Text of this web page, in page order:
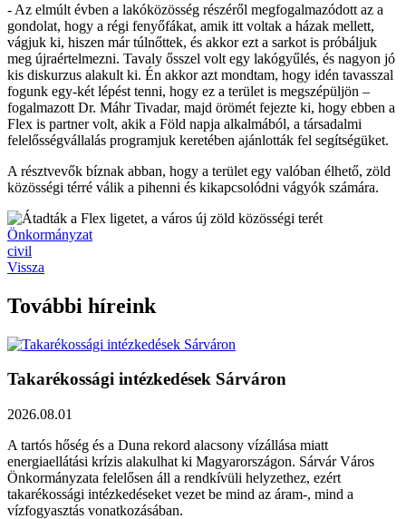
- Az elmúlt évben a lakóközösség részéről megfogalmazódott az a
gondolat, hogy a régi fenyőfákat, amik itt voltak a házak mellett,
vágjuk ki, hiszen már túlnőttek, és akkor ezt a sarkot is próbáljuk
meg újraértelmezni. Tavaly ősszel volt egy lakógyűlés, és nagyon jó
kis diskurzus alakult ki. Én akkor azt mondtam, hogy idén tavasszal
fogunk egy-két lépést tenni, hogy ez a terület is megszépüljön –
fogalmazott Dr. Máhr Tivadar, majd örömét fejezte ki, hogy ebben a
Flex is partner volt, akik a Föld napja alkalmából, a társadalmi
felelősségvállalás programjuk keretében ajánlották fel segítségüket.
A résztvevők bíznak abban, hogy a terület egy valóban élhető, zöld
közösségi térré válik a pihenni és kikapcsolódni vágyók számára.
Önkormányzat
civil
Vissza
További híreink
Takarékossági intézkedések Sárváron
2026.08.01
A tartós hőség és a Duna rekord alacsony vízállása miatt
energiaellátási krízis alakulhat ki Magyarországon. Sárvár Város
Önkormányzata felelősen áll a rendkívüli helyzethez, ezért
takarékossági intézkedéseket vezet be mind az áram-, mind a
vízfogyasztás vonatkozásában.